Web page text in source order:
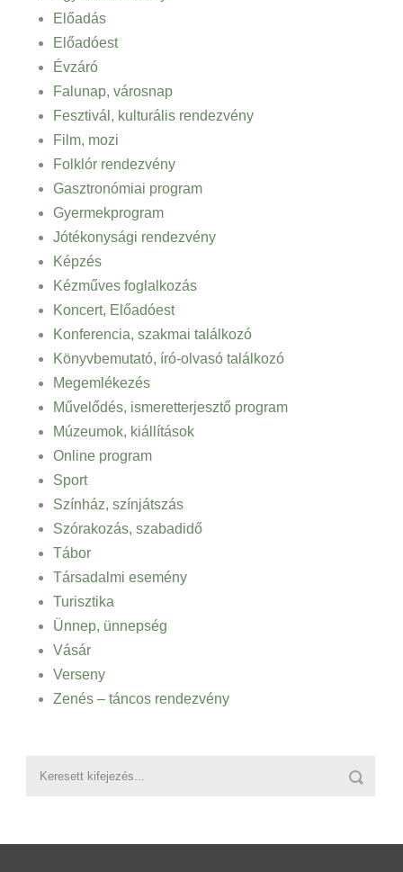
Előadás
Előadóest
Évzáró
Falunap, városnap
Fesztivál, kulturális rendezvény
Film, mozi
Folklór rendezvény
Gasztronómiai program
Gyermekprogram
Jótékonysági rendezvény
Képzés
Kézműves foglalkozás
Koncert, Előadóest
Konferencia, szakmai találkozó
Könyvbemutató, író-olvasó találkozó
Megemlékezés
Művelődés, ismeretterjesztő program
Múzeumok, kiállítások
Online program
Sport
Színház, színjátszás
Szórakozás, szabadidő
Tábor
Társadalmi esemény
Turisztika
Ünnep, ünnepség
Vásár
Verseny
Zenés – táncos rendezvény